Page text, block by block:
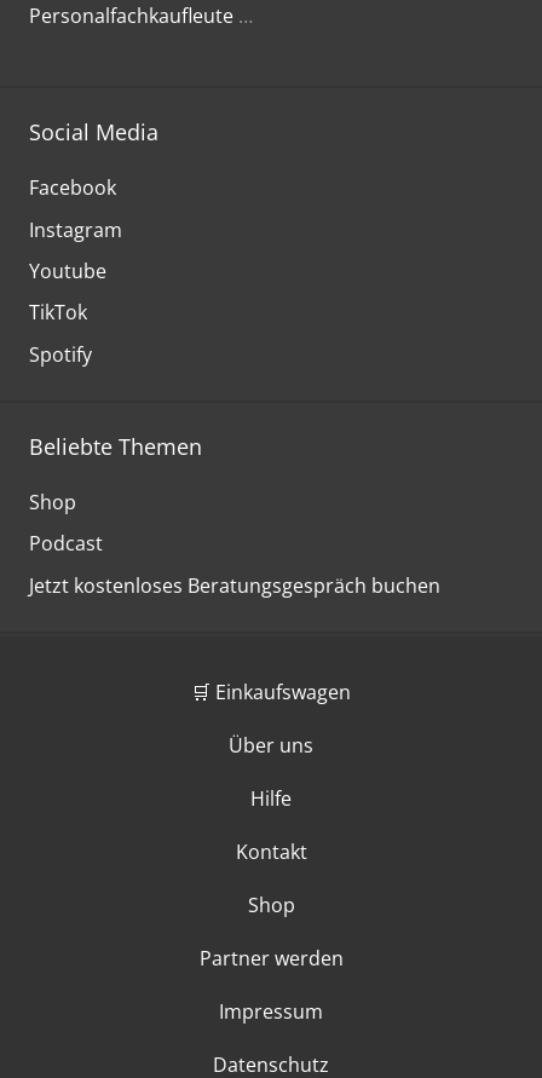
Personalfachkaufleute …
Social Media
Facebook
Instagram
Youtube
TikTok
Spotify
Beliebte Themen
Shop
Podcast
Jetzt kostenloses Beratungsgespräch buchen
🛒 Einkaufswagen
Über uns
Hilfe
Kontakt
Shop
Partner werden
Impressum
Datenschutz